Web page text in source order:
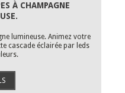
À CHAMPAGNE
lumineuse. Animez votre
cascade éclairée par leds